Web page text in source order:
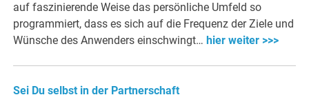
auf faszinierende Weise das persönliche Umfeld so
programmiert, dass es sich auf die Frequenz der Ziele und
Wünsche des Anwenders einschwingt… hier weiter >>>
Sei Du selbst in der Partnerschaft